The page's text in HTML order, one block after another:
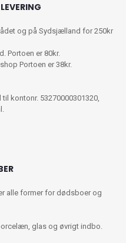
og på Sydsjælland for 250kr
Portoen er 80kr.
Portoen er 38kr.
kontonr. 53270000301320,
alle former for dødsboer og
glas og øvrigt indbo.